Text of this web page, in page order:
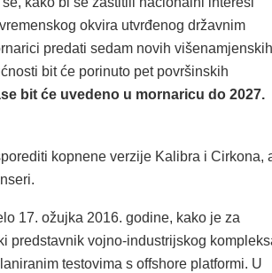
okvira utvrđenog državnim
predati sedam novih višenamjenskih
bit će porinuto pet površinskih
bit će uvedeno u mornaricu do 2027.
kopnene verzije Kalibra i Cirkona,
17. ožujka 2016. godine, kako je za
predstavnik vojno-industrijskog
testovima s offshore platformi. U